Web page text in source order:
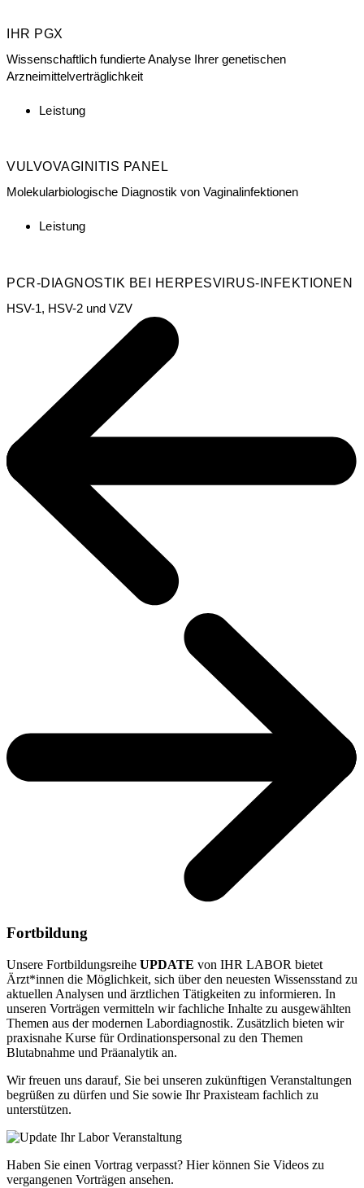
IHR PGX
Wissenschaftlich fundierte Analyse Ihrer genetischen
Arzneimittelverträglichkeit
Leistung
VULVOVAGINITIS PANEL
Molekularbiologische Diagnostik von Vaginalinfektionen
Leistung
PCR-DIAGNOSTIK BEI HERPESVIRUS-INFEKTIONEN
HSV-1, HSV-2 und VZV
Fortbildung
Unsere Fortbildungsreihe UPDATE von IHR LABOR bietet
Ärzt*innen die Möglichkeit, sich über den neuesten Wissensstand zu
aktuellen Analysen und ärztlichen Tätigkeiten zu informieren. In
unseren Vorträgen vermitteln wir fachliche Inhalte zu ausgewählten
Themen aus der modernen Labordiagnostik. Zusätzlich bieten wir
praxisnahe Kurse für Ordinationspersonal zu den Themen
Blutabnahme und Präanalytik an.
Wir freuen uns darauf, Sie bei unseren zukünftigen Veranstaltungen
begrüßen zu dürfen und Sie sowie Ihr Praxisteam fachlich zu
unterstützen.
Haben Sie einen Vortrag verpasst? Hier können Sie Videos zu
vergangenen Vorträgen ansehen.